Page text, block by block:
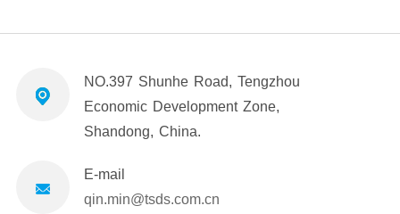
NO.397 Shunhe Road, Tengzhou
Economic Development Zone,
Shandong, China.
E-mail
qin.min@tsds.com.cn